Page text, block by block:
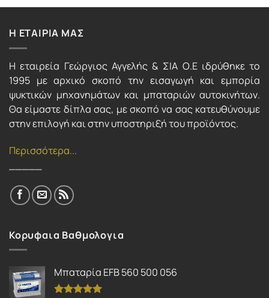
Η ΕΤΑΙΡΙΑ ΜΑΣ
Η εταιρεία Γεώργιος Αγγελής & ΣΙΑ Ο.Ε ιδρύθηκε το
1995 με αρχικό σκοπό την εισαγωγή και εμπορία
ψυκτικών μηχανημάτων και μπαταριών αυτοκινήτων.
Θα είμαστε δίπλα σας, με σκοπό να σας κατευθύνουμε
στην επιλογή και στην υποστηριξή του προϊόντος.
Περισσότερα...
Κορυφαια Βαθμολογια
Μπαταρία EFB 560 500 056